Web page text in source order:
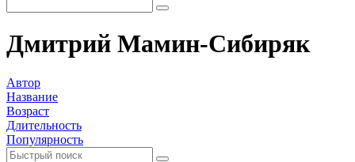
Дмитрий Мамин-Сибиряк
Автор
Название
Возраст
Длительность
Популярность